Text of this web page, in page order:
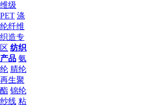
维级
PET 涤
纶纤维
织造专
区 纺织
产品 氨
纶 腈纶
再生聚
酯 锦纶
纱线 粘